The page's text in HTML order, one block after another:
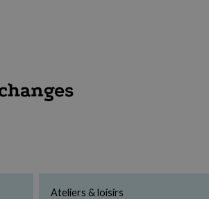
Ateliers & loisirs